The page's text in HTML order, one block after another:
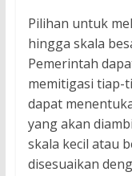
Pilihan untuk
hingga skala
Pemerintah
memitigasi tiap-
dapat
yang akan
skala kecil atau
disesuaikan